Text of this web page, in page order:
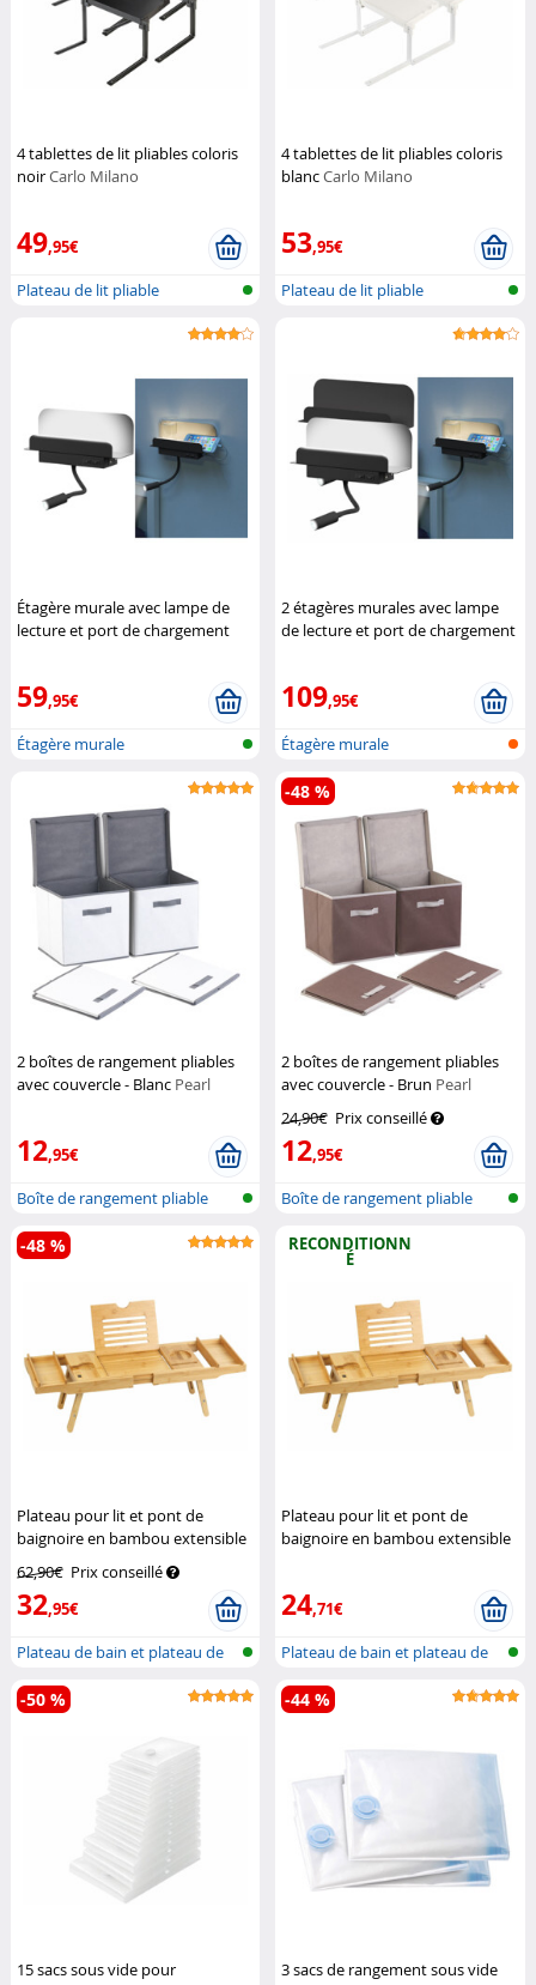
4 tablettes de lit pliables coloris
noirCarlo Milano
49,95€
Plateau de lit pliable
4 tablettes de lit pliables coloris
blancCarlo Milano
53,95€
Plateau de lit pliable
Étagère murale avec lampe de
lecture et port de chargement
59,95€
Étagère murale
2 étagères murales avec lampe
de lecture et port de chargement
109,95€
Étagère murale
2 boîtes de rangement pliables
avec couvercle - Blanc Pearl
12,95€
Boîte de rangement pliable
2 boîtes de rangement pliables
avec couvercle - Brun Pearl
24,90€ Prix conseillé
12,95€
-48 %
Boîte de rangement pliable
Plateau pour lit et pont de
baignoire en bambou extensible
BadeStern
62,90€ Prix conseillé
32,95€
-48 %
Plateau de bain et plateau de
lit 2...
RECONDITIONN
É
Plateau pour lit et pont de
baignoire en bambou extensible
24,71€
Plateau de bain et plateau de
lit 2...
15 sacs sous vide pour
-50 %
3 sacs de rangement sous vide
-44 %